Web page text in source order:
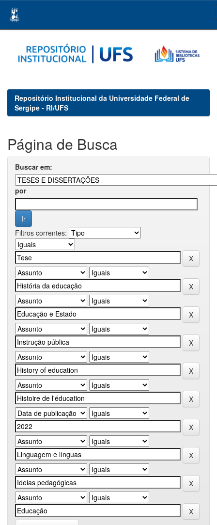
navigation
Repositório Institucional da Universidade Federal de
Sergipe - RI/UFS
Página de Busca
Buscar em:
por
Filtros correntes: